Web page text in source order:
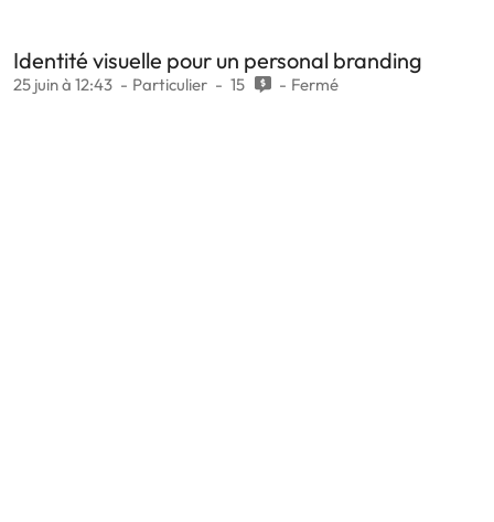
Identité visuelle pour un personal branding
25 juin à 12:43 Particulier 15 Fermé